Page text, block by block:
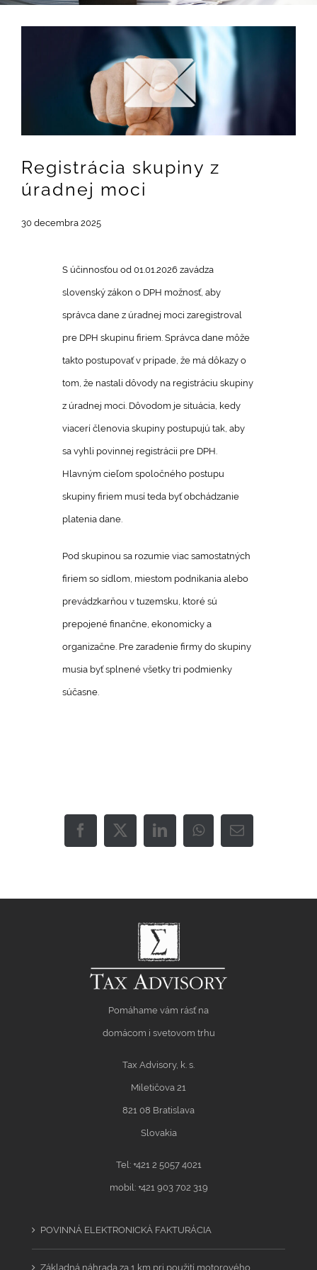
Registrácia skupiny z
úradnej moci
30 decembra 2025
S účinnosťou od 01.01.2026 zavádza
slovenský zákon o DPH možnosť, aby
správca dane z úradnej moci zaregistroval
pre DPH skupinu firiem. Správca dane môže
takto postupovať v prípade, že má dôkazy o
tom, že nastali dôvody na registráciu skupiny
z úradnej moci. Dôvodom je situácia, kedy
viacerí členovia skupiny postupujú tak, aby
sa vyhli povinnej registrácii pre DPH.
Hlavným cieľom spoločného postupu
skupiny firiem musí teda byť obchádzanie
platenia dane.
Pod skupinou sa rozumie viac samostatných
firiem so sídlom, miestom podnikania alebo
prevádzkarňou v tuzemsku, ktoré sú
prepojené finančne, ekonomicky a
organizačne. Pre zaradenie firmy do skupiny
musia byť splnené všetky tri podmienky
súčasne.
Facebook
X LinkedInWhatsAppEmail
Pomáhame vám rásť na
domácom i svetovom trhu
Tax Advisory, k. s.
Miletičova 21
821 08 Bratislava
Slovakia
Tel: +421 2 5057 4021
mobil: +421 903 702 319
POVINNÁ ELEKTRONICKÁ FAKTURÁCIA
Základná náhrada za 1 km pri použití motorového